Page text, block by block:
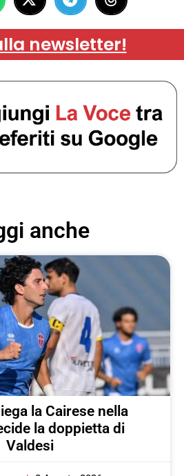
newsletter!
anche
la Cairese nella
la doppietta di
Valdesi